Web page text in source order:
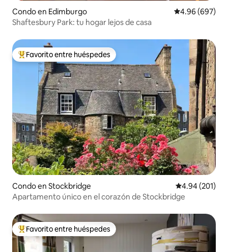
Condo en Edimburgo Calificación
4.96 (697)
Shaftesbury Park: tu hogar lejos de casa
Favorito entre huéspedes preferido
Favorito entre huéspedes
Condo en Stockbridge Calificación
4.94 (201)
Apartamento único en el corazón de Stockbridge
Favorito entre huéspedes preferido
Favorito entre huéspedes